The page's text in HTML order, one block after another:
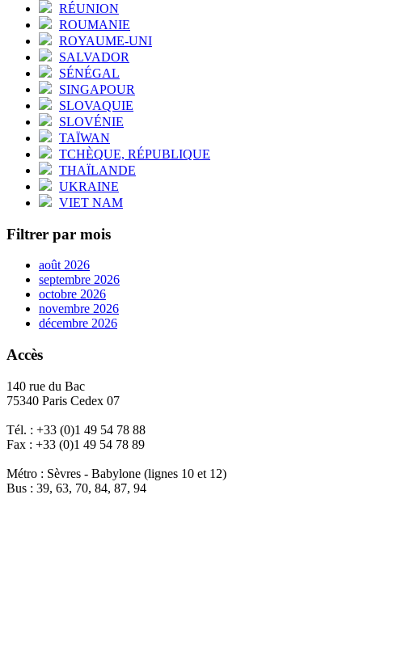
RÉUNION
ROUMANIE
ROYAUME-UNI
SALVADOR
SÉNÉGAL
SINGAPOUR
SLOVAQUIE
SLOVÉNIE
TAÏWAN
TCHÈQUE, RÉPUBLIQUE
THAÏLANDE
UKRAINE
VIET NAM
Filtrer par mois
août 2026
septembre 2026
octobre 2026
novembre 2026
décembre 2026
Accès
140 rue du Bac
75340 Paris Cedex 07
Tél. : +33 (0)1 49 54 78 88
Fax : +33 (0)1 49 54 78 89
Métro : Sèvres - Babylone (lignes 10 et 12)
Bus : 39, 63, 70, 84, 87, 94